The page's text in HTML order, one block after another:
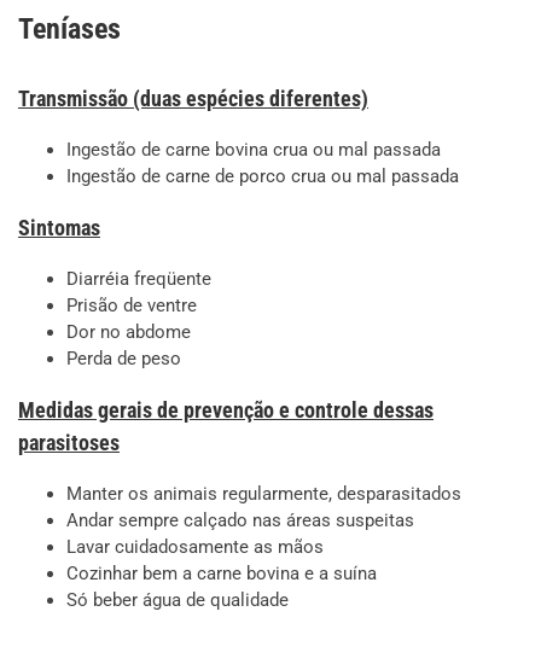
Teníases
Transmissão (duas espécies diferentes)
Ingestão de carne bovina crua ou mal passada
Ingestão de carne de porco crua ou mal passada
Sintomas
Diarréia freqüente
Prisão de ventre
Dor no abdome
Perda de peso
Medidas gerais de prevenção e controle dessas
parasitoses
Manter os animais regularmente, desparasitados
Andar sempre calçado nas áreas suspeitas
Lavar cuidadosamente as mãos
Cozinhar bem a carne bovina e a suína
Só beber água de qualidade